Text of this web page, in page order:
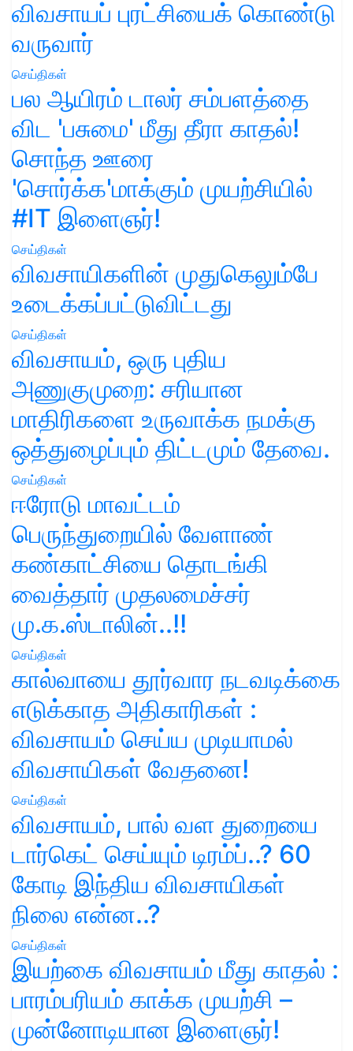
விவசாயப் புரட்சியைக் கொண்டு
வருவார்
செய்திகள்
பல ஆயிரம் டாலர் சம்பளத்தை
விட 'பசுமை' மீது தீரா காதல்!
சொந்த ஊரை
'சொர்க்க'மாக்கும் முயற்சியில்
#IT இளைஞர்!
செய்திகள்
விவசாயிகளின் முதுகெலும்பே
உடைக்கப்பட்டுவிட்டது
செய்திகள்
விவசாயம், ஒரு புதிய
அணுகுமுறை: சரியான
மாதிரிகளை உருவாக்க நமக்கு
ஒத்துழைப்பும் திட்டமும் தேவை.
செய்திகள்
ஈரோடு மாவட்டம்
பெருந்துறையில் வேளாண்
கண்காட்சியை தொடங்கி
வைத்தார் முதலமைச்சர்
மு.க.ஸ்டாலின்..!!
செய்திகள்
கால்வாயை தூர்வார நடவடிக்கை
எடுக்காத அதிகாரிகள் :
விவசாயம் செய்ய முடியாமல்
விவசாயிகள் வேதனை!
செய்திகள்
விவசாயம், பால் வள துறையை
டார்கெட் செய்யும் டிரம்ப்..? 60
கோடி இந்திய விவசாயிகள்
நிலை என்ன..?
செய்திகள்
இயற்கை விவசாயம் மீது காதல் :
பாரம்பரியம் காக்க முயற்சி –
முன்னோடியான இளைஞர்!